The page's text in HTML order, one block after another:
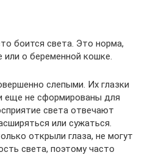
боится света. Это норма,
или о беременной кошке.
слепыми. Их глазки
еще не сформированы для
света отвечают
или сужаться.
открыли глаза, не могут
света, поэтому часто